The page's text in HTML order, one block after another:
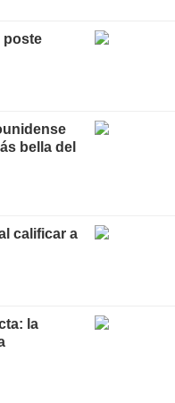
poste
bella del
calificar a
la